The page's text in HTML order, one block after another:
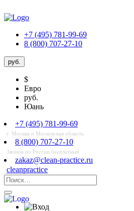
+7 (495) 781-99-69
8 (800) 707-27-10
руб.
$
Евро
руб.
Юань
+7 (495) 781-99-69
г. Москва и Московская область
8 (800) 707-27-10
Звонок по России бесплатный
zakaz@clean-practice.ru
cleanpractice